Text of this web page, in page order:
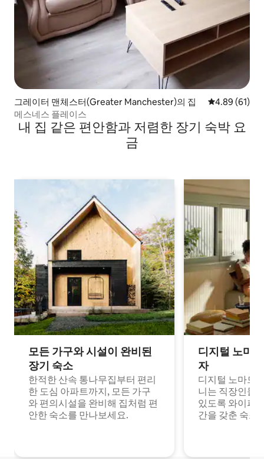
그레이터 맨체스터(Greater Manchester)의 집 평점 4.89점(5
4.89 (61)
메스네스 플레이스
내 집 같은 편안함과 저렴한 장기 숙박 요
금
모든 가구와 시설이 완비된
장기 숙소
한적한 산속 통나무집부터 편리
한 도심 아파트까지, 모든 가구
와 편의시설을 완비해 집처럼 편
안한 숙소를 만나보세요.
디지털 노마
자
디지털 노마드
니는 직장인들
있도록 와이파
간을 갖춘 숙소